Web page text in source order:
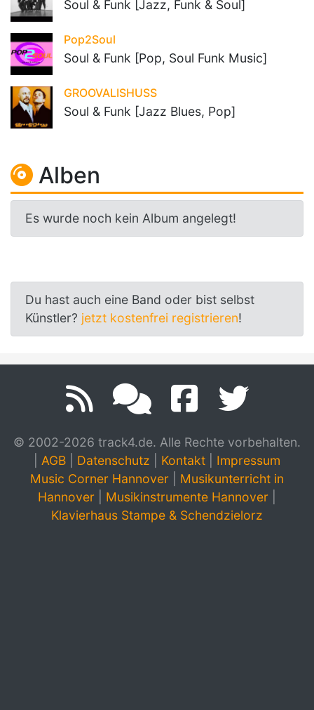
Soul & Funk [Jazz, Funk & Soul]
Pop2Soul
Soul & Funk [Pop, Soul Funk Music]
GROOVALISHUSS
Soul & Funk [Jazz Blues, Pop]
Alben
Es wurde noch kein Album angelegt!
Du hast auch eine Band oder bist selbst
Künstler? jetzt kostenfrei registrieren!
© 2002-2026 track4.de. Alle Rechte vorbehalten.
AGB Datenschutz Kontakt
Impressum
Music Corner Hannover
Musikunterricht in
Hannover
Musikinstrumente Hannover
Klavierhaus Stampe & Schendzielorz